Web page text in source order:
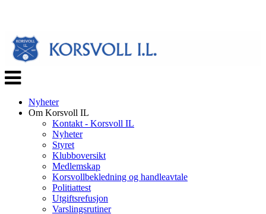
Veksle
navigasjon
Nyheter
Om Korsvoll IL
Kontakt - Korsvoll IL
Nyheter
Styret
Klubboversikt
Medlemskap
Korsvollbekledning og handleavtale
Politiattest
Utgiftsrefusjon
Varslingsrutiner